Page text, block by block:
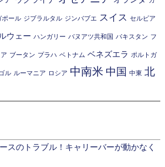
ポール ジブラルタル ジンバブエ スイス セルビア
ウェー ハンガリー バヌアツ共和国 パキスタン フ
ブータン プラハ ベトナム ベネズエラ ポルトガ
ル ルーマニア ロシア 中南米 中国 中東 北
スのトラブル！キャリーバーが動かなく